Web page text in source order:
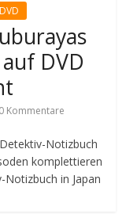
DVD
0 Kommentare
Notizbuch
komplettieren
in Japan